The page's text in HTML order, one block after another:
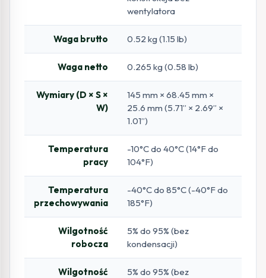
wentylatora
Waga brutto 0.52 kg (1.15 lb)
Waga netto 0.265 kg (0.58 lb)
Wymiary (D × S ×
W)
145 mm × 68.45 mm ×
25.6 mm (5.71” × 2.69” ×
1.01”)
Temperatura
pracy
-10°C do 40°C (14°F do
104°F)
Temperatura
przechowywania
-40°C do 85°C (-40°F do
185°F)
Wilgotność
robocza
5% do 95% (bez
kondensacji)
Wilgotność
5% do 95% (bez